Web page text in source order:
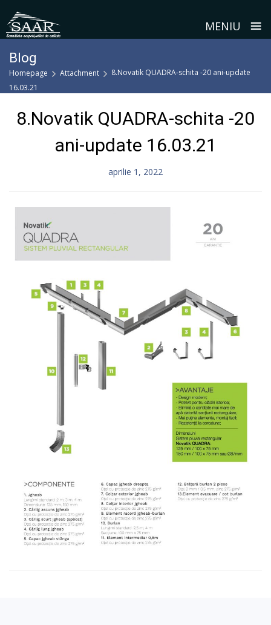
MENIU ≡
content
Blog
Homepage Attachment
8.Novatik QUADRA-schita -20 ani-update
16.03.21
8.Novatik QUADRA-schita -20
ani-update 16.03.21
aprilie 1, 2022